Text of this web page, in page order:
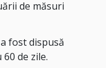
de măsuri
fost dispusă
de zile.